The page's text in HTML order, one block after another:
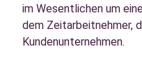
im Wesentlichen um
dem Zeitarbeitnehmer,
Kundenunternehmen.